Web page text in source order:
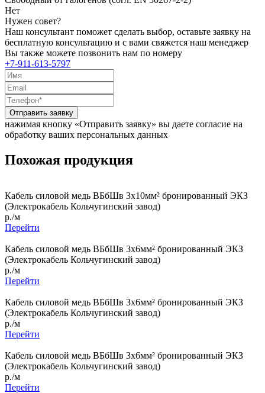
Нет
Нужен совет?
Наш консультант поможет сделать выбор, оставьте заявку на
бесплатную консультацию и с вами свяжется наш менеджер
Вы также можете позвонить нам по номеру
+7-911-613-5797
Отправить заявку
нажимая кнопку «Отправить заявку» вы даете согласие на
обработку ваших персональных данных
Похожая продукция
Кабель силовой медь ВБбШв 3x10мм² бронированный ЭКЗ
(Электрокабель Кольчугинский завод)
р./м
Перейти
Кабель силовой медь ВБбШв 3x6мм² бронированный ЭКЗ
(Электрокабель Кольчугинский завод)
р./м
Перейти
Кабель силовой медь ВБбШв 3x6мм² бронированный ЭКЗ
(Электрокабель Кольчугинский завод)
р./м
Перейти
Кабель силовой медь ВБбШв 3x6мм² бронированный ЭКЗ
(Электрокабель Кольчугинский завод)
р./м
Перейти